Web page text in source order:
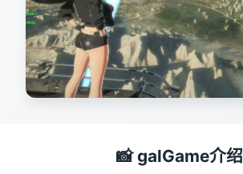
📸 galGame介绍